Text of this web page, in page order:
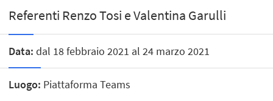
Referenti Renzo Tosi e Valentina Garulli
Data: dal 18 febbraio 2021 al 24 marzo 2021
Luogo: Piattaforma Teams